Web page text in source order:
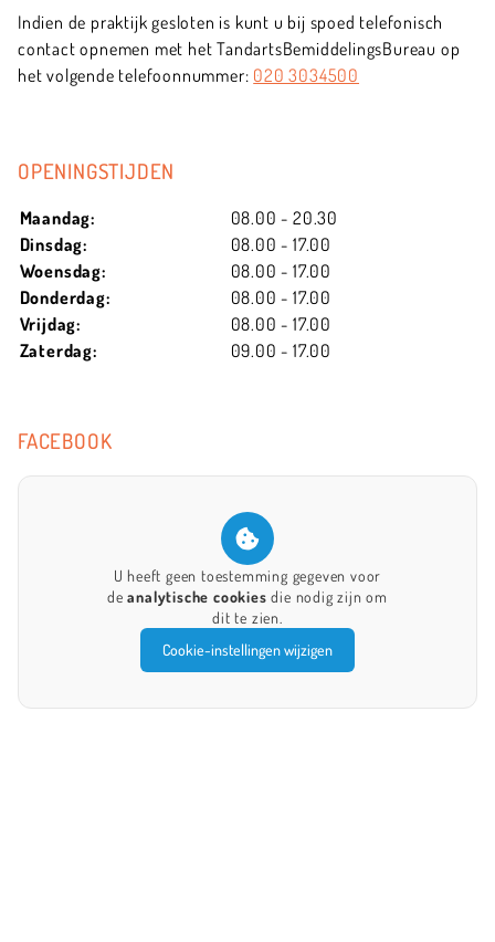
Indien de praktijk gesloten is kunt u bij spoed telefonisch
contact opnemen met het TandartsBemiddelingsBureau op
het volgende telefoonnummer: 020 3034500
OPENINGSTIJDEN
Maandag:
08.00 - 20.30
Dinsdag:
08.00 - 17.00
Woensdag:
08.00 - 17.00
Donderdag:
08.00 - 17.00
Vrijdag:
08.00 - 17.00
Zaterdag:
09.00 - 17.00
FACEBOOK
U heeft geen toestemming gegeven voor
deanalytische cookies die nodig zijn om
dit te zien.
Cookie-instellingen wijzigen